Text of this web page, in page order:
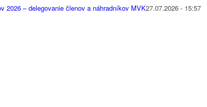
2026 – delegovanie členov a náhradníkov MVK27.07.2026 - 15:57